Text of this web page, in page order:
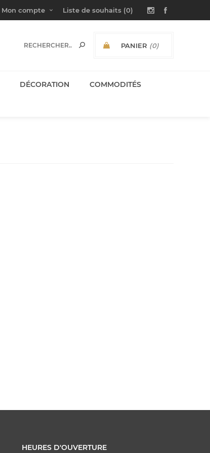
Mon compte Liste de souhaits (0)
PANIER (0)
DÉCORATION COMMODITÉS
HEURES D'OUVERTURE